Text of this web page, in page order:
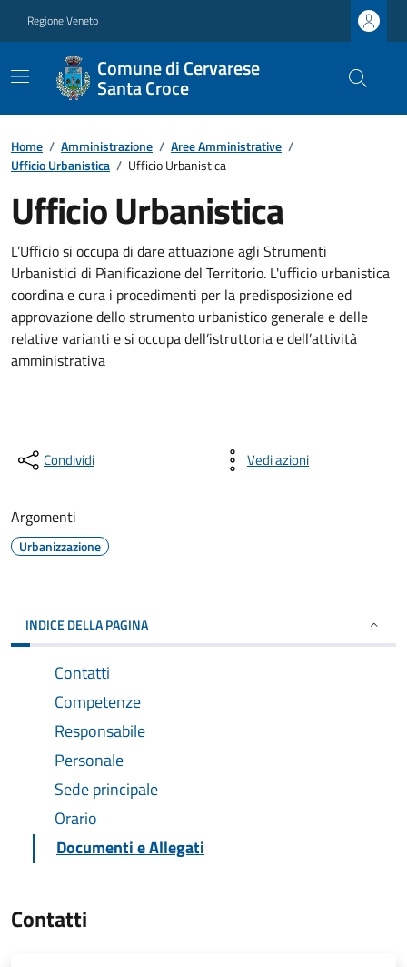
Regione Veneto
Comune di Cervarese
Santa Croce
Home / Amministrazione / Aree Amministrative /
Ufficio Urbanistica / Ufficio Urbanistica
Ufficio Urbanistica
L’Ufficio si occupa di dare attuazione agli Strumenti
Urbanistici di Pianificazione del Territorio. L'ufficio urbanistica
coordina e cura i procedimenti per la predisposizione ed
approvazione dello strumento urbanistico generale e delle
relative varianti e si occupa dell’istruttoria e dell’attività
amministrativa
Condividi Vedi azioni
Argomenti
Urbanizzazione
INDICE DELLA PAGINA
Contatti
Competenze
Responsabile
Personale
Sede principale
Orario
Documenti e Allegati
Contatti